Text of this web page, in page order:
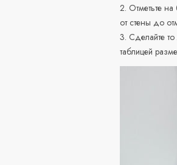
2. Отметьте
от стены до
3. Сделайте
таблицей